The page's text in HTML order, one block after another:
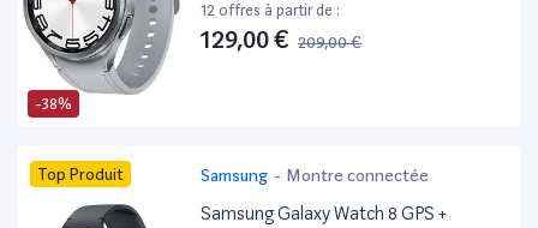
-38%
12 offres à partir de :
129,00 € 209,00 €
Top Produit Samsung - Montre connectée
Samsung Galaxy Watch 8 GPS +